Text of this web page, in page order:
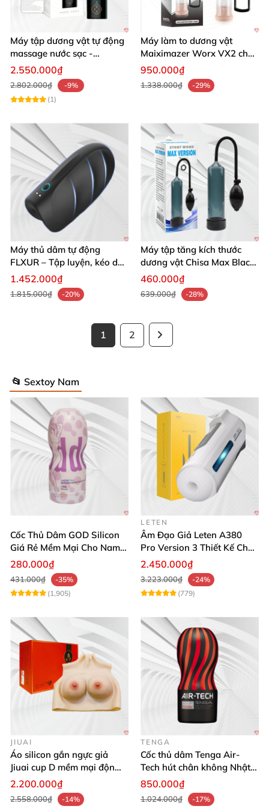
phong phúvà đầy đủ kích thước chọn lựa
Khi mua
được trải nghiệm dịch vụ
chuyên nghiệp cùng mức giá vô cùng tiết kiệmlên
đến 30% so
những cửa hàng khác.
Máy tập dương vật tự động
massage nước sạc -
Omysky Mighty Eagle
2.550.000₫
2.802.000₫
-9%
(1)
Máy làm to dương vật
Maiximazer Worx VX2 cho
nam tăng kích thước
950.000₫
1.338.000₫ -29%
Máy thủ dâm tự động
FLXUR – Tập luyện, kéo dài
thời gian quan hệ nam
1.452.000₫
1.815.000₫ -20%
Máy tập tăng kích thước
dương vật Chisa Max Black
hiệu quả cao bền bỉ
460.000₫
639.000₫ -28%
1 2
📂 Sextoy Nam
Cốc Thủ Dâm GOD Silicon
Giá Rẻ Mềm Mại Cho Nam
Giới
280.000₫
431.000₫
-35%
(1,905)
LETEN
Âm Đạo Giả Leten A380
Pro Version 3 Thiết Kế Chân
Thực
2.450.000₫
3.223.000₫
-24%
(779)
JIUAI
Áo silicon gắn ngực giả
Jiuai cup D mềm mại độn
ngực tự nhiên cho nam
2.200.000₫
2.558.000₫
-14%
TENGA
Cốc thủ dâm Tenga Air-
Tech hút chân không Nhật
Bản, silicone an toàn
850.000₫
1.024.000₫
-17%